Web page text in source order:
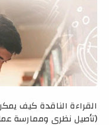
القراءة الناقدة كيف
(تأصيل نظري وممارسة